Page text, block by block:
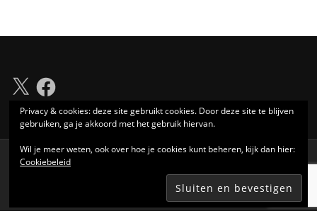
X Facebook
Auteursrecht © 2026 LVONL. Alle rechten voorbehouden.
van FameThemes
Privacy & cookies: deze site gebruikt cookies. Door deze site te blijven
gebruiken, ga je akkoord met het gebruik hiervan.
Wil je meer weten, ook over hoe je cookies kunt beheren, kijk dan hier:
Cookiebeleid